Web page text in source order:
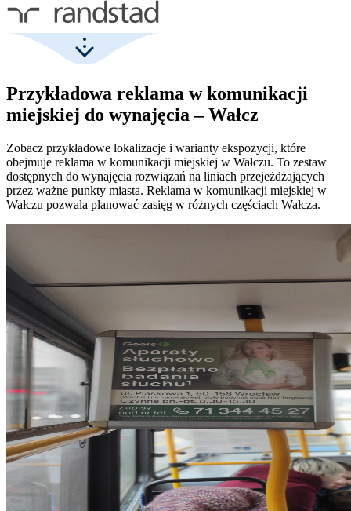
Przykładowa reklama w komunikacji
miejskiej do wynajęcia – Wałcz
Zobacz przykładowe lokalizacje i warianty ekspozycji, które
obejmuje reklama w komunikacji miejskiej w Wałczu. To zestaw
dostępnych do wynajęcia rozwiązań na liniach przejeżdżających
przez ważne punkty miasta. Reklama w komunikacji miejskiej w
Wałczu pozwala planować zasięg w różnych częściach Wałcza.